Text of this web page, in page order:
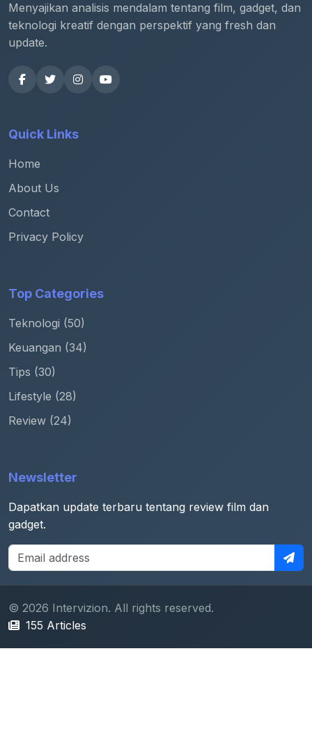
Menyajikan analisis mendalam tentang film, gadget, dan
teknologi kreatif dengan perspektif yang fresh dan
update.
Quick Links
Home
About Us
Contact
Privacy Policy
Top Categories
Teknologi (50)
Keuangan (34)
Tips (30)
Lifestyle (28)
Review (24)
Newsletter
Dapatkan update terbaru tentang review film dan
gadget.
© 2026 Intervizion. All rights reserved.
155 Articles